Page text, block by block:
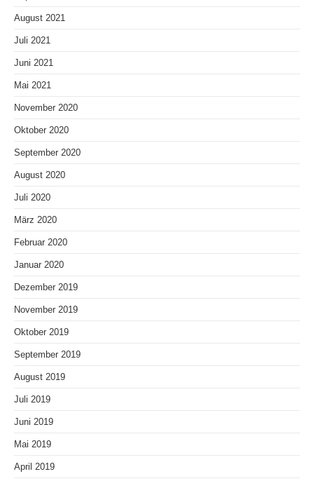
August 2021
Juli 2021
Juni 2021
Mai 2021
November 2020
Oktober 2020
September 2020
August 2020
Juli 2020
März 2020
Februar 2020
Januar 2020
Dezember 2019
November 2019
Oktober 2019
September 2019
August 2019
Juli 2019
Juni 2019
Mai 2019
April 2019